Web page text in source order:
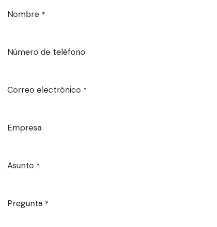
Nombre *
Número de teléfono
Correo electrónico *
Empresa
Asunto *
Pregunta *